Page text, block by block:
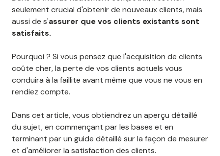
seulement crucial d'obtenir de nouveaux clients, mais
aussi de s'assurer que vos clients existants sont
satisfaits.
Pourquoi ? Si vous pensez que l'acquisition de clients
coûte cher, la perte de vos clients actuels vous
conduira à la faillite avant même que vous ne vous en
rendiez compte.
Dans cet article, vous obtiendrez un aperçu détaillé
du sujet, en commençant par les bases et en
terminant par un guide détaillé sur la façon de mesurer
et d'améliorer la satisfaction des clients.